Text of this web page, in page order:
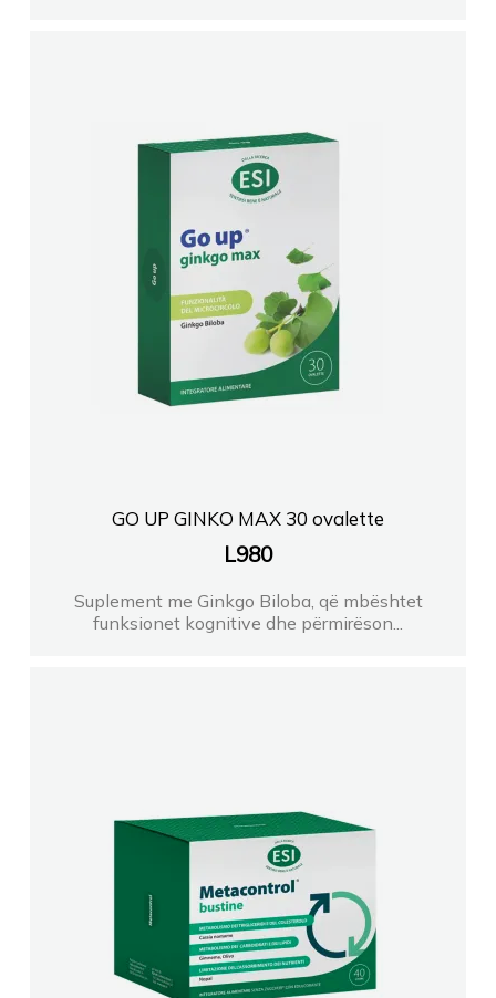
GO UP GINKO MAX 30 ovalette
L980
Suplement me Ginkgo Biloba, që mbështet
funksionet kognitive dhe përmirëson...